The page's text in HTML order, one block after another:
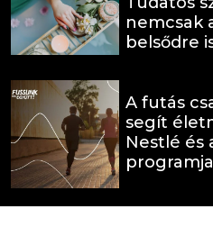
nemcsak
belsődre
A futás
segít
Nestlé és
programja